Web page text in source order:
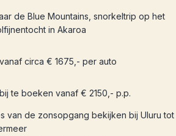
de Blue Mountains, snorkeltrip op het
in Akaroa
circa € 1675,- per auto
te boeken vanaf € 2150,- p.p.
van de zonsopgang bekijken bij Uluru tot